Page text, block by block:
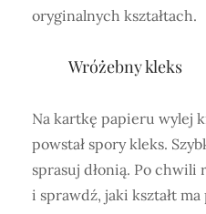
oryginalnych kształtach.
Wróżebny kleks
Na kartkę papieru wylej
powstał spory kleks.
sprasuj dłonią. Po chwili
i sprawdź, jaki kształt